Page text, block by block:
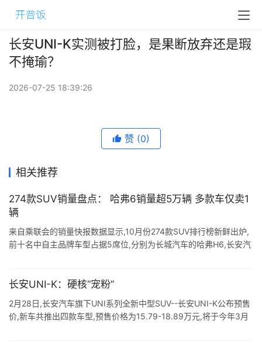
长安UNI-K实测被打脸，是果断放弃还是瑕
不掩瑜？
2026-07-25 18:39:26
赞 (0)
相关推荐
274款SUV销量盘点： 哈弗6销量超5万辆 多款车仅卖1
辆
来自乘联会的销量快报数据显示,10月份274款SUV排行榜新鲜出炉,
前十名中自主品牌车型占据5席位,分别为长城汽车的哈弗H6,长安汽
长安UNI-K：硬核“宠粉”
2月28日,长安汽车旗下UNI系列全新中型SUV--长安UNI-K公布预售
价,新车共推出四款车型,预售价格为15.79-18.89万元,将于今年3月